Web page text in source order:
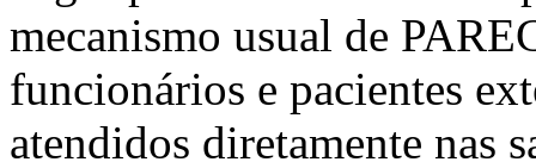
mecanismo usual de
funcionários e pacientes
atendidos diretamente nas